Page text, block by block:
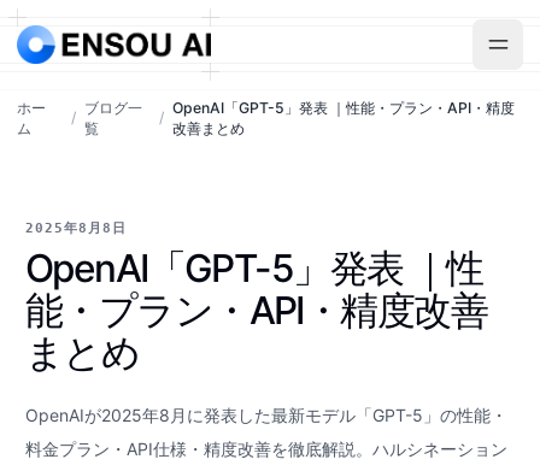
ホー
ム
/
ブログ一
覧
/
OpenAI「GPT-5」発表 ｜性能・プラン・API・精度
改善まとめ
2025年8月8日
OpenAI「GPT-5」発表 ｜性
能・プラン・API・精度改善
まとめ
OpenAIが2025年8月に発表した最新モデル「GPT-5」の性能・
料金プラン・API仕様・精度改善を徹底解説。ハルシネーション